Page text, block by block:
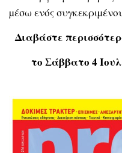
µέσω ενός
Διαβάστε
το Σάββατο 4